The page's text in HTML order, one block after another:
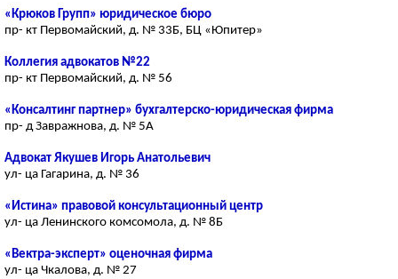
«Крюков Групп» юридическое бюро
пр- кт Первомайский, д. № 33Б, БЦ «Юпитер»
Коллегия адвокатов №22
пр- кт Первомайский, д. № 56
«Консалтинг партнер» бухгалтерско-юридическая фирма
пр- д Завражнова, д. № 5А
Адвокат Якушев Игорь Анатольевич
ул- ца Гагарина, д. № 36
«Истина» правовой консультационный центр
ул- ца Ленинского комсомола, д. № 8Б
«Вектра-эксперт» оценочная фирма
ул- ца Чкалова, д. № 27